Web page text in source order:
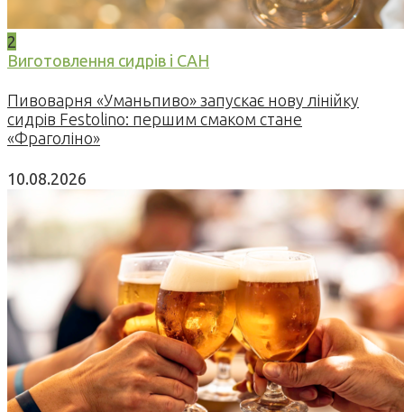
2
Виготовлення сидрів і САН
Пивоварня «Уманьпиво» запускає нову лінійку
сидрів Festolino: першим смаком стане
«Фраголіно»
10.08.2026